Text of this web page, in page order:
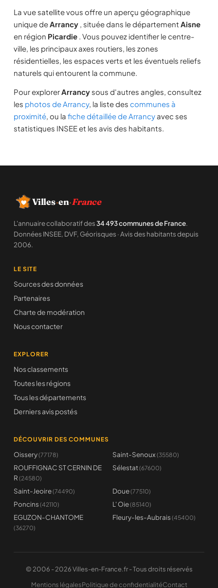
La vue satellite vous offre un aperçu géographique
unique deArrancy , située dans le département Aisne
en région Picardie . Vous pouvez identifier le centre-
ville, les principaux axes routiers, les zones
résidentielles, les espaces verts et les éventuels reliefs
naturels qui entourent la commune.
Pour explorerArrancy sous d'autres angles, consultez
les photos de Arrancy, la liste des communes à
proximité, ou la fiche détaillée de Arrancy avec ses
statistiques INSEE et les avis des habitants.
Villes·en·France
L'annuaire collaboratif des34 493 communes de France.
Données INSEE, DVF, Géorisques · Avis des habitants depuis
2006.
LE SITE
Sources des données
Partenaires
Charte de modération
Nous contacter
EXPLORER
Nos classements
Toutes les régions
Tous les départements
Derniers avis postés
DÉCOUVRIR DES COMMUNES
Oissery(77178) Saint-Senoux (35580)
ROUFFIGNAC ST CERNIN DE
R (24580)
Sélestat(67600)
Saint-Jeoire(74490) Doue(77510)
Poncins (42110) L' Oie(85140)
EGUZON-CHANTOME
(36270)
Fleury-les-Aubrais (45400)
© 2006 - 2026 Villes-en-France.fr - Tous droits réservés
Mentions légalesPolitique de confidentialitéContact